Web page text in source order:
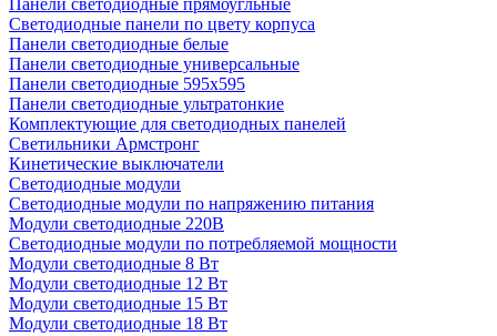
Панели светодиодные прямоугльные
Светодиодные панели по цвету корпуса
Панели светодиодные белые
Панели светодиодные универсальные
Панели светодиодные 595х595
Панели светодиодные ультратонкие
Комплектующие для светодиодных панелей
Светильники Армстронг
Кинетические выключатели
Светодиодные модули
Светодиодные модули по напряжению питания
Модули светодиодные 220В
Светодиодные модули по потребляемой мощности
Модули светодиодные 8 Вт
Модули светодиодные 12 Вт
Модули светодиодные 15 Вт
Модули светодиодные 18 Вт